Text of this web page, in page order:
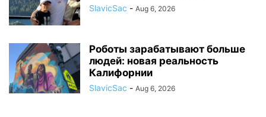
SlavicSac - Aug 6, 2026
Роботы зарабатывают больше
людей: новая реальность
Калифорнии
SlavicSac - Aug 6, 2026